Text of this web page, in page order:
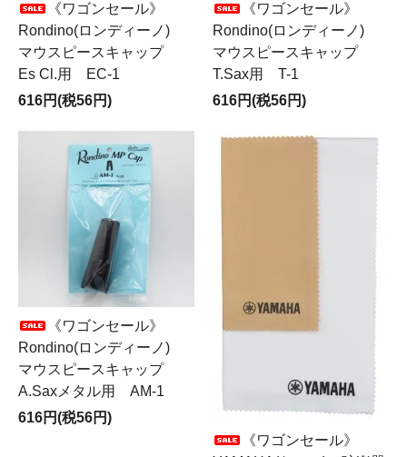
《ワゴンセール》
Rondino(ロンディーノ)
マウスピースキャップ
Es Cl.用 EC-1
616円(税56円)
《ワゴンセール》
Rondino(ロンディーノ)
マウスピースキャップ
T.Sax用 T-1
616円(税56円)
《ワゴンセール》
Rondino(ロンディーノ)
マウスピースキャップ
A.Saxメタル用 AM-1
616円(税56円)
《ワゴンセール》